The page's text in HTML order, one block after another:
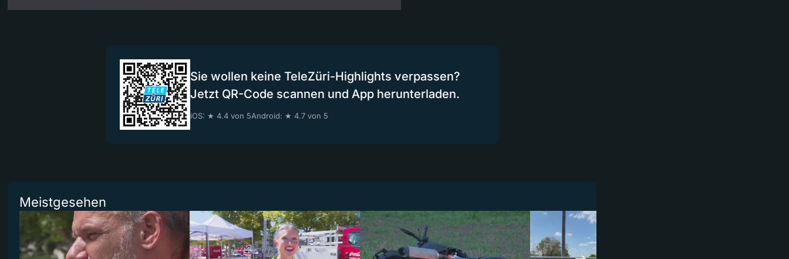
Sie wollen keine TeleZüri-Highlights verpassen?
Jetzt QR-Code scannen und App herunterladen.
iOS: ★ 4.4 von 5Android: ★ 4.7 von 5
Meistgesehen